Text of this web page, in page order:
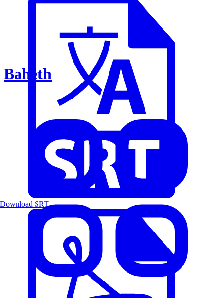
Baheth
Download SRT